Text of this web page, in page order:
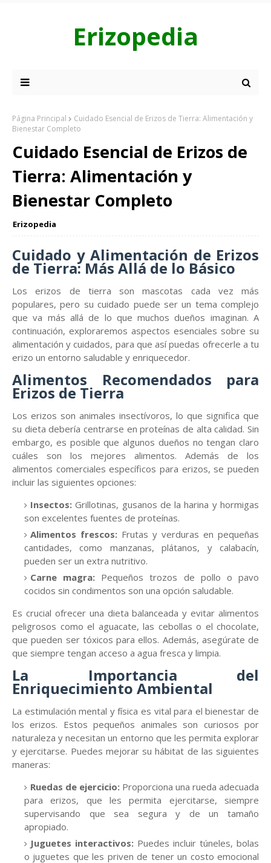
Erizopedia
Página Principal
Cuidado Esencial de Erizos de Tierra: Alimentación y
Bienestar Completo
Cuidado Esencial de Erizos de
Tierra: Alimentación y
Bienestar Completo
Erizopedia
Cuidado y Alimentación de Erizos
de Tierra: Más Allá de lo Básico
Los erizos de tierra son mascotas cada vez más
populares, pero su cuidado puede ser un tema complejo
que va más allá de lo que muchos dueños imaginan. A
continuación, exploraremos aspectos esenciales sobre su
alimentación y cuidados, para que así puedas ofrecerle a tu
erizo un entorno saludable y enriquecedor.
Alimentos Recomendados para
Erizos de Tierra
Los erizos son animales insectívoros, lo que significa que
su dieta debería centrarse en proteínas de alta calidad. Sin
embargo, es posible que algunos dueños no tengan claro
cuáles son los mejores alimentos. Además de los
alimentos comerciales específicos para erizos, se pueden
incluir las siguientes opciones:
Insectos: Grillotinas, gusanos de la harina y hormigas
son excelentes fuentes de proteínas.
Alimentos frescos: Frutas y verduras en pequeñas
cantidades, como manzanas, plátanos, y calabacín,
pueden ser un extra nutritivo.
Carne magra: Pequeños trozos de pollo o pavo
cocidos sin condimentos son una opción saludable.
Es crucial ofrecer una dieta balanceada y evitar alimentos
peligrosos como el aguacate, las cebollas o el chocolate,
que pueden ser tóxicos para ellos. Además, asegúrate de
que siempre tengan acceso a agua fresca y limpia.
La Importancia del
Enriquecimiento Ambiental
La estimulación mental y física es vital para el bienestar de
los erizos. Estos pequeños animales son curiosos por
naturaleza y necesitan un entorno que les permita explorar
y ejercitarse. Puedes mejorar su hábitat de las siguientes
maneras:
Ruedas de ejercicio: Proporciona una rueda adecuada
para erizos, que les permita ejercitarse, siempre
supervisando que sea segura y de un tamaño
apropiado.
Juguetes interactivos: Puedes incluir túneles, bolas
o juguetes que les priven de tener un costo emocional